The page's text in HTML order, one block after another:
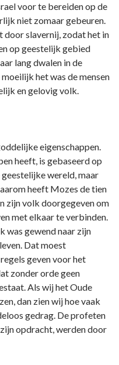
voor te bereiden op de
niet zomaar gebeuren.
door slavernij, zodat het in
op geestelijk gebied
lang dwalen in de
het was de mensen
en gelovig volk.
eigenschappen.
heeft, is gebaseerd op
wereld, maar
heeft Mozes de tien
zijn volk doorgegeven om
met elkaar te verbinden.
was gewend naar zijn
Dat moest
geven voor het
zonder orde geen
Als wij het Oude
dan zien wij hoe vaak
gedrag. De profeten
opdracht, werden door